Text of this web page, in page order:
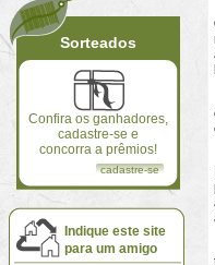
Sorteados
Confira os ganhadores,
cadastre-se e
concorra a prêmios!
cadastre-se
Indique este site
para um amigo